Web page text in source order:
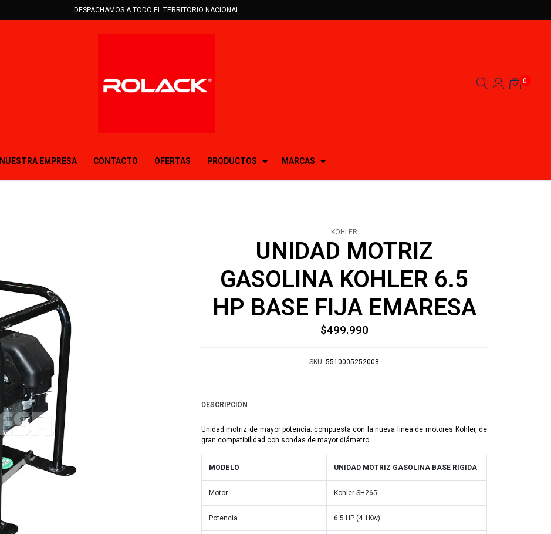
DESPACHAMOS A TODO EL TERRITORIO NACIONAL
0
NUESTRA EMPRESA CONTACTO OFERTAS PRODUCTOS MARCAS
KOHLER
UNIDAD MOTRIZ
GASOLINA KOHLER 6.5
HP BASE FIJA EMARESA
$499.990
SKU: 5510005252008
DESCRIPCIÓN
Unidad motriz de mayor potencia; compuesta con la nueva linea de motores Kohler, de
gran compatibilidad con sondas de mayor diámetro.
MODELO UNIDAD MOTRIZ GASOLINA BASE RÍGIDA
Motor Kohler SH265
Potencia 6.5 HP (4.1Kw)